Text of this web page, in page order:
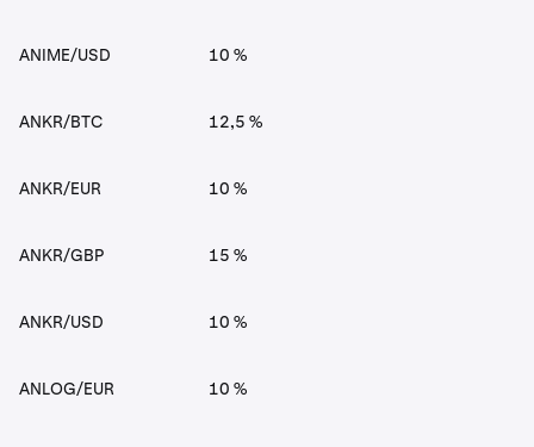
ANIME/USD 10 %
ANKR/BTC 12,5 %
ANKR/EUR 10 %
ANKR/GBP 15 %
ANKR/USD 10 %
ANLOG/EUR 10 %